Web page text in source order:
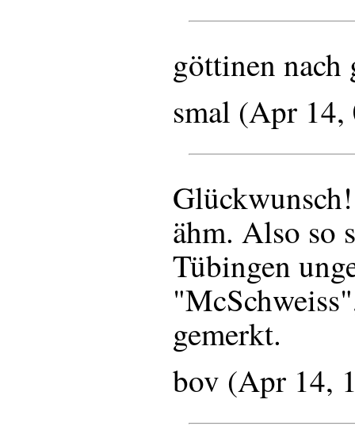
göttinen
smal (Apr
ähm. Also so
Tübingen
gemerkt.
bov (Apr 14,